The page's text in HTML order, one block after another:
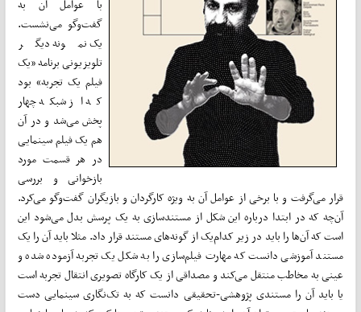
با عوامل آن به
گفت‌وگو می‌نشست.
یک نمونه دیگر
تلویزیونی برنامه «یک
فیلم یک تجربه» بود
که از شبکه چهار
پخش می‌شد و در آن
هم یک فیلم سینمایی
در هر قسمت مورد
بازخوانی و بررسی
قرار می‌گرفت و با برخی از عوامل آن به ویژه کارگردان و بازیگران گفت‌وگو می‌کرد.
آن‌چه که در ابتدا درباره این شکل از مستندسازی به یک پرسش بدل می‌شود این
است که آن‌ها را باید در زیر کدام‌یک از گونه‌های مستند قرار داد. مثلا باید آن را یک
مستند آموزشی دانست که مهارت‌ فیلم‌سازی را به شکل یک تجربه آزموده شده و
عینی به مخاطب منتقل می‌کند و مصداقی از یک کارگاه تصویری انتقال تجربه است
یا باید آن را مستندی پژوهشی-تحقیقی دانست که به تک‌نگاری سینمایی دست